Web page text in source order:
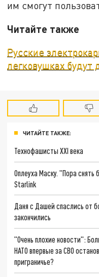
им смогут
Читайте также
Русские
легковушках будут
ЧИТАЙТЕ ТАКЖЕ:
Технофашисты XXI века
Оплеуха Маску. "Пора снять
Starlink
Даня с Дашей спаслись от
закончились
"Очень плохие новости":
НАТО впервые за СВО
приграничье?